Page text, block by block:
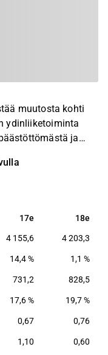
muutosta kohti
ydinliiketoiminta
ja
17e 18e
17e 18e
4 155,6 4 203,3
14,4 % 1,1 %
731,2 828,5
17,6 % 19,7 %
0,67 0,76
1,10 0,60